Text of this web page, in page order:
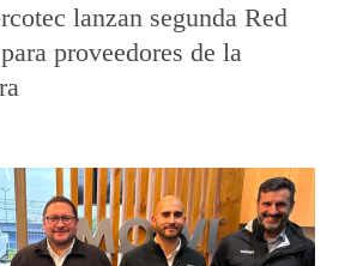
lanzan segunda Red
proveedores de la